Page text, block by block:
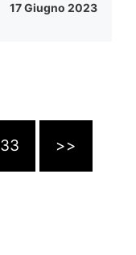
17 Giugno 2023
33 >>